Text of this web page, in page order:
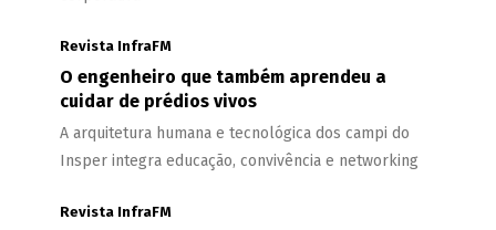
Revista InfraFM
O engenheiro que também aprendeu a
cuidar de prédios vivos
A arquitetura humana e tecnológica dos campi do
Insper integra educação, convivência e networking
Revista InfraFM